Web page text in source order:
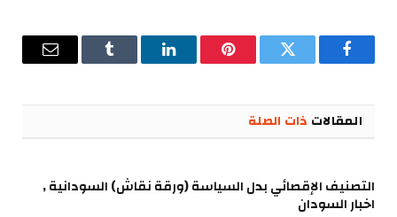
فيسبوك تويتر بينتيريستلينكدإن Tumblr
البريد
المقالات ذات الصلة
التصنيف الإقصائي بدل السياسة (ورقة نقاش) السودانية ,
اخبار السودان